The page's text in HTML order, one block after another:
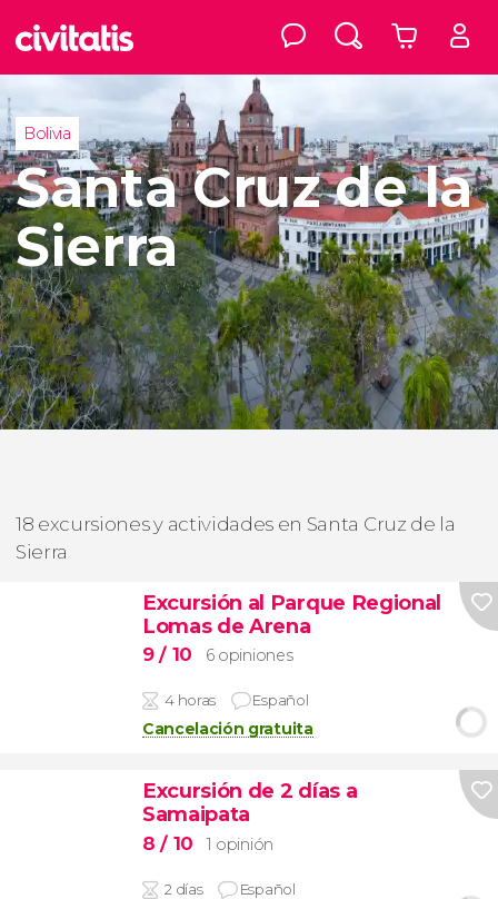
Bolivia
Santa Cruz de la
Sierra
18 excursiones y actividades en Santa Cruz de la
Sierra
Excursión al Parque Regional
Lomas de Arena
9/ 10 6 opiniones
4 horas Español
Cancelación gratuita
Excursión de 2 días a
Samaipata
8/ 10 1 opinión
2 días Español